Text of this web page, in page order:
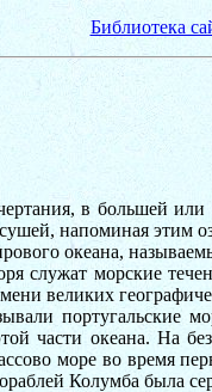
Библиотека
в большей
напоминая этим
океана,
служат морские
великих
португальские
части океана. На
море во время
Колумба была